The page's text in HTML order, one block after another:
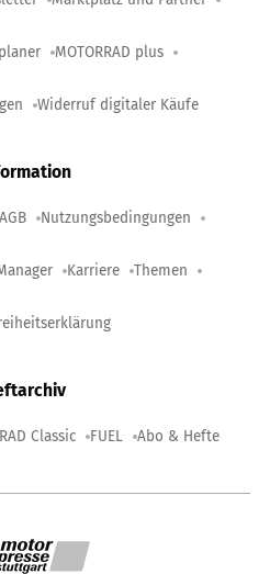
MOTORRAD plus
Widerruf digitaler Käufe
AGB Nutzungsbedingungen
Karriere Themen
Classic FUEL Abo & Hefte